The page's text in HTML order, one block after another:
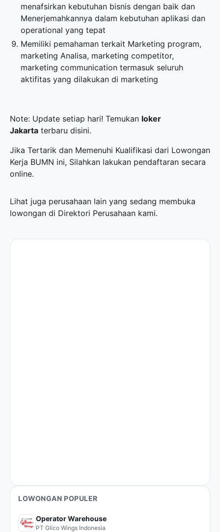
menafsirkan kebutuhan bisnis dengan baik dan
Menerjemahkannya dalam kebutuhan aplikasi dan
operational yang tepat
Memiliki pemahaman terkait Marketing program,
marketing Analisa, marketing competitor,
marketing communication termasuk seluruh
aktifitas yang dilakukan di marketing
Note: Update setiap hari! Temukan loker
Jakarta terbaru disini.
Jika Tertarik dan Memenuhi Kualifikasi dari Lowongan
Kerja BUMN ini, Silahkan lakukan pendaftaran secara
online.
Lihat juga perusahaan lain yang sedang membuka
lowongan di Direktori Perusahaan kami.
LOWONGAN POPULER
Operator Warehouse
PT Glico Wings Indonesia